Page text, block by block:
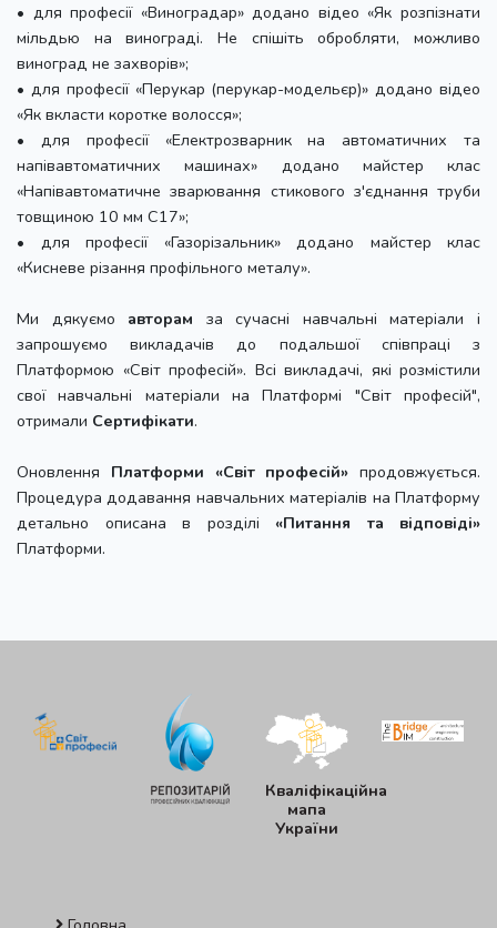
• для професії «Виноградар» додано відео «Як розпізнати
мільдью на винограді. Не спішіть обробляти, можливо
виноград не захворів»;
• для професії «Перукар (перукар-модельєр)» додано відео
«Як вкласти коротке волосся»;
• для професії «Електрозварник на автоматичних та
напівавтоматичних машинах» додано майстер клас
«Напівавтоматичне зварювання стикового з'єднання труби
товщиною 10 мм С17»;
• для професії «Газорізальник» додано майстер клас
«Кисневе різання профільного металу».
Ми дякуємо авторам за сучасні навчальні матеріали і
запрошуємо викладачів до подальшої співпраці з
Платформою «Світ професій». Всі викладачі, які розмістили
свої навчальні матеріали на Платформі "Світ професій",
отримали Сертифікати.
Оновлення Платформи «Світ професій» продовжується.
Процедура додавання навчальних матеріалів на Платформу
детально описана в розділі «Питання та відповіді»
Платформи.
Кваліфікаційна
мапа
України